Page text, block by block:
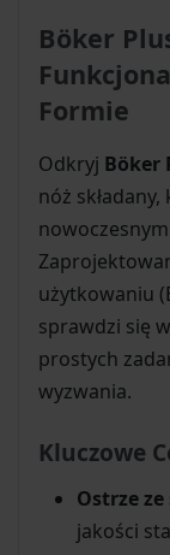
Böker
Formie
Odkryj Böker
nóż
użytkowaniu
sprawdzi się
prostych
wyzwania.
Kluczowe
Ostrze
jakości